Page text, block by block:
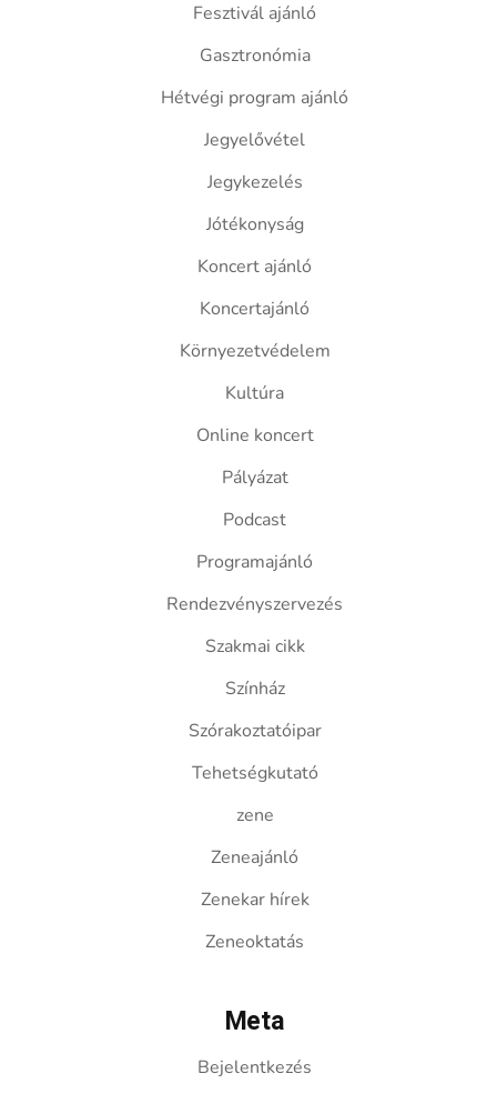
Fesztivál ajánló
Gasztronómia
Hétvégi program ajánló
Jegyelővétel
Jegykezelés
Jótékonyság
Koncert ajánló
Koncertajánló
Környezetvédelem
Kultúra
Online koncert
Pályázat
Podcast
Programajánló
Rendezvényszervezés
Szakmai cikk
Színház
Szórakoztatóipar
Tehetségkutató
zene
Zeneajánló
Zenekar hírek
Zeneoktatás
Meta
Bejelentkezés